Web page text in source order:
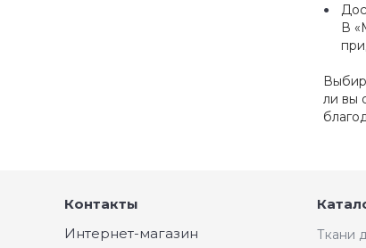
В
ли вы
Контакты
Интернет-магазин
Ткани